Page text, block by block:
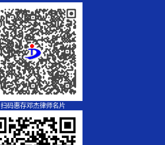
扫码惠存邓杰律师名片